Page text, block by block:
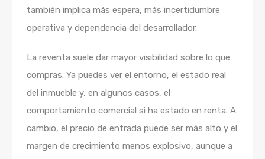
también implica más espera, más incertidumbre
operativa y dependencia del desarrollador.
La reventa suele dar mayor visibilidad sobre lo que
compras. Ya puedes ver el entorno, el estado real
del inmueble y, en algunos casos, el
comportamiento comercial si ha estado en renta. A
cambio, el precio de entrada puede ser más alto y el
margen de crecimiento menos explosivo, aunque a